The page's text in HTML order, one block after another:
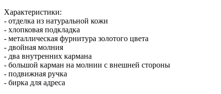
Характеристики:
- отделка из натуральной кожи
- хлопковая подкладка
- металлическая фурнитура золотого цвета
- двойная молния
- два внутренних кармана
- большой карман на молнии с внешней стороны
- подвижная ручка
- бирка для адреса